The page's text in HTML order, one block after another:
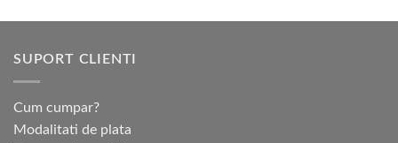
Opțiunile
pot
SUPORT CLIENTI
Cum cumpar?
Modalitati de plata